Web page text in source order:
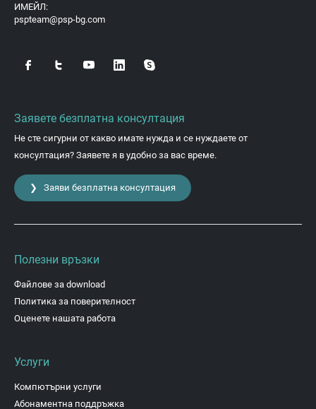
ИМЕЙЛ:
pspteam@psp-bg.com
Заявете безплатна консултация
Не сте сигурни от какво имате нужда и се нуждаете от
консултация? Заявете я в удобно за вас време.
❯ Заяви безплатна консултация
Полезни връзки
Файлове за download
Политика за поверителност
Оценете нашата работа
Услуги
Компютърни услуги
Абонаментна поддръжка